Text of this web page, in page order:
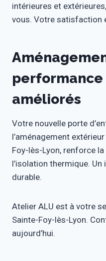
intérieures et
vous. Votre satisfaction
améliorés
Votre nouvelle porte
l’aménagement
Foy-lès-Lyon, renforce
l’isolation thermique.
durable.
Atelier ALU est à votre
Sainte-Foy-lès-Lyon.
aujourd’hui.